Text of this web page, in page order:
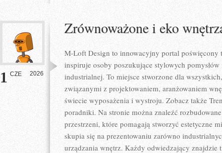
1 CZE 2026
Zrównoważone i eko
M-Loft Design to innowacyjny portal poświęcony
inspiruje osoby poszukujące stylowych
industrialnej. To miejsce stworzone dla
związanymi z projektowaniem, aranżowaniem
świecie wyposażenia i wystroju. Zobacz także
poradniki. Na stronie można znaleźć
przestrzeni, które pomagają stworzyć estetyczne
skupia się na prezentowaniu zarówno
urządzania wnętrz. Każdy odwiedzający znajdzie